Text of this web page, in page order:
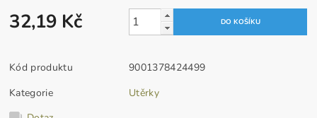
32,19 Kč
Kód produktu
9001378424499
Kategorie
Utěrky